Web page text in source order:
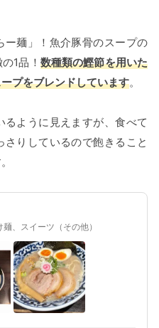
ー麺」！魚介豚骨のスープの
1品！ 数種類の鰹節を用いた
プをブレンドしています。
ように見えますが、食べて
りしているので飽きること
、スイーツ（その他）